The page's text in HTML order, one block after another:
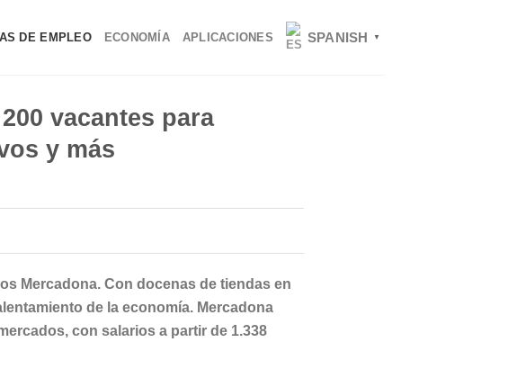
DE EMPLEO ECONOMÍA APLICACIONES SPANISH ▼
vacantes para
y más
Mercadona. Con docenas de tiendas en
de la economía. Mercadona
con salarios a partir de 1.338